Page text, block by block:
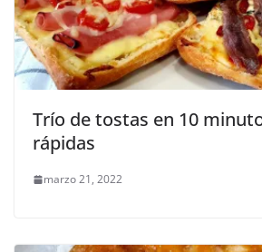
Trío de tostas en 10
rápidas
marzo 21, 2022